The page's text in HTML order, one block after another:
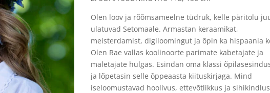
Olen loov ja rõõmsameelne tüdruk, kelle päritolu
ulatuvad Setomaale. Armastan keraamikat,
meisterdamist, digiloomingut ja õpin ka hispaania
Olen Rae vallas koolinoorte parimate kabetajate ja
maletajate hulgas. Esindan oma klassi
ja lõpetasin selle õppeaasta kiituskirjaga. Mind
iseloomustavad hoolivus, ettevõtlikkus ja